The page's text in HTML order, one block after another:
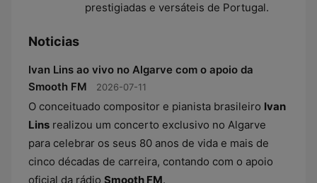
prestigiadas e versáteis de Portugal.
Noticias
Ivan Lins ao vivo no Algarve com o apoio da
Smooth FM
2026-07-11
O conceituado compositor e pianista brasileiro Ivan
Lins realizou um concerto exclusivo no Algarve
para celebrar os seus 80 anos de vida e mais de
cinco décadas de carreira, contando com o apoio
oficial da rádio Smooth FM.